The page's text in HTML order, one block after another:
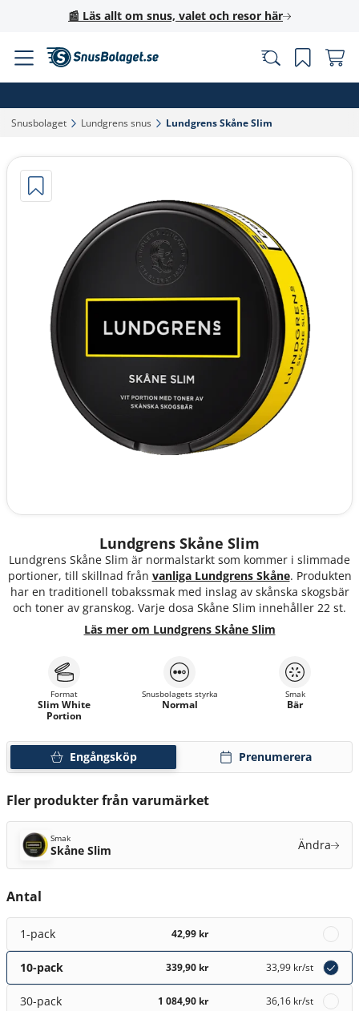
📰 Läs allt om snus, valet och resor här
Snusbolaget‎ Lundgrens snus‎ Lundgrens Skåne Slim‎
Lundgrens Skåne Slim
Lundgrens Skåne Slim är normalstarkt som kommer i slimmade
portioner, till skillnad från vanliga Lundgrens Skåne. Produkten
har en traditionell tobakssmak med inslag av skånska skogsbär
och toner av granskog. Varje dosa Skåne Slim innehåller 22 st.
Läs mer om Lundgrens Skåne Slim
Engångsköp Prenumerera
Format
Slim White
Portion
Snusbolagets styrka
Normal
Smak
Bär
Fler produkter från varumärket
Smak
Skåne Slim Ändra
Antal
1-pack 42,99 kr
10-pack 339,90 kr 33,99 kr/st
30-pack 1 084,90 kr 36,16 kr/st